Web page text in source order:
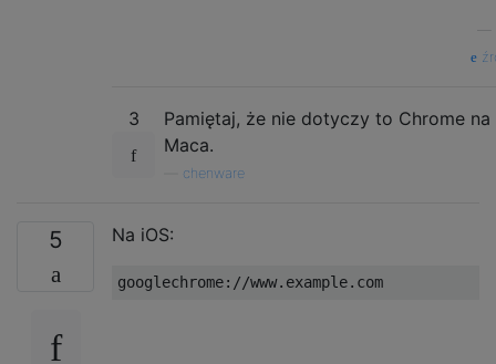
3
Pamiętaj, że nie dotyczy to Chrome na
Maca.
chenware
5 Na iOS: